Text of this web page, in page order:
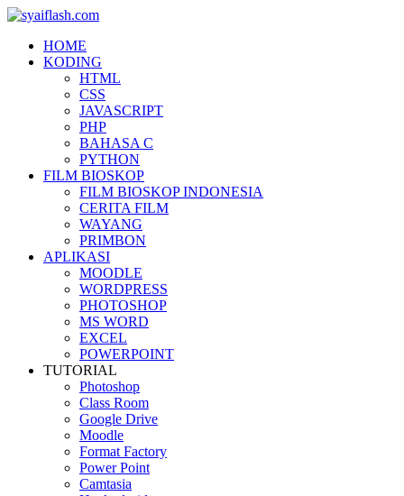
HOME
KODING
HTML
CSS
JAVASCRIPT
PHP
BAHASA C
PYTHON
FILM BIOSKOP
FILM BIOSKOP INDONESIA
CERITA FILM
WAYANG
PRIMBON
APLIKASI
MOODLE
WORDPRESS
PHOTOSHOP
MS WORD
EXCEL
POWERPOINT
TUTORIAL
Photoshop
Class Room
Google Drive
Moodle
Format Factory
Power Point
Camtasia